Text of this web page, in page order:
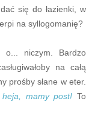
się do łazienki, w
na syllogomanię?
o... niczym. Bardzo
na całą
prośby słane w eter.
heja, mamy post! To